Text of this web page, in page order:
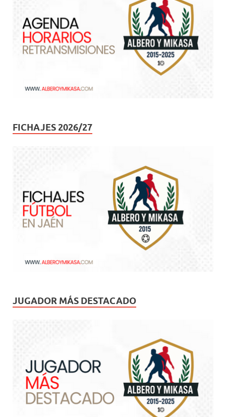
FICHAJES 2026/27
JUGADOR MÁS DESTACADO